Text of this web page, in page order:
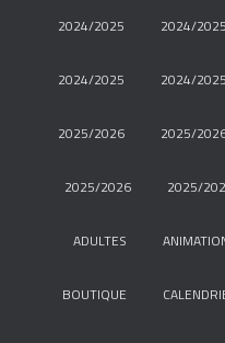
2024/2025 2024/2025
2024/2025 2024/2025
2025/2026 2025/
2025/2026 2025/
ADULTES
BOUTIQUE